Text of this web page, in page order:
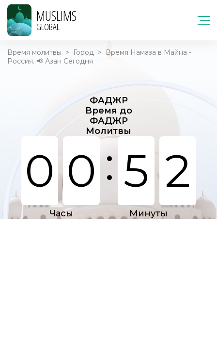
MUSLIMS
GLOBAL
Время молитвы > Город >
Время Намаза в Майна -
Россия. 📢 Азан Сегодня
ФАДЖР
Время до
ФАДЖР
Молитвы
0 0: 5 2
Часы Минуты